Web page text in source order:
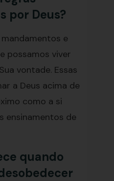
por Deus?
e
possamos viver
vontade. Essas
a Deus acima de
como a si
ensinamentos de
quando